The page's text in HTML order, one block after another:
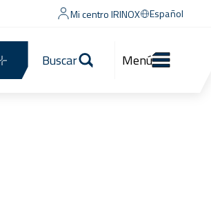
Mi centro IRINOX Español
Buscar Menú